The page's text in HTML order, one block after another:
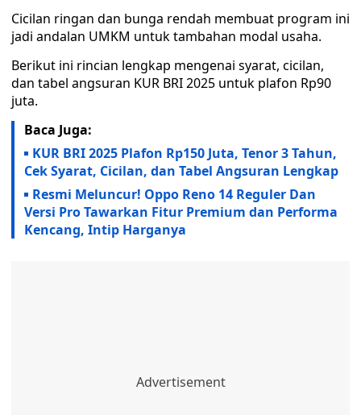
Cicilan ringan dan bunga rendah membuat program ini
jadi andalan UMKM untuk tambahan modal usaha.
Berikut ini rincian lengkap mengenai syarat, cicilan,
dan tabel angsuran KUR BRI 2025 untuk plafon Rp90
juta.
Baca Juga:
KUR BRI 2025 Plafon Rp150 Juta, Tenor 3 Tahun,
Cek Syarat, Cicilan, dan Tabel Angsuran Lengkap
Resmi Meluncur! Oppo Reno 14 Reguler Dan
Versi Pro Tawarkan Fitur Premium dan Performa
Kencang, Intip Harganya